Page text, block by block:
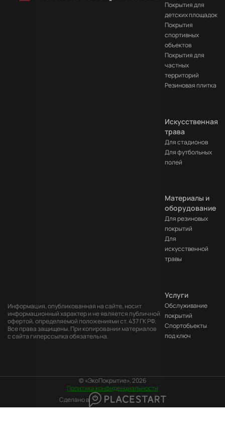
Нажимая на кнопку вы
соглашаетесь
обработку данных
Информация, опубликованная на сайте, носит
информационный характер и не является публичной
офертой, определяемой положениями ст. 437 ГК РФ.
Все права защищены. При копировании материалов
с сайта гиперссылка обязательна.
Покрытия для
детских площадок
Покрытия
спортивных
объектов
Покрытия для
частных
территорий
Резиновая плитка
Искусственная
трава
Для стадионов
Для футбольных
полей
Материалы и
оборудование
Для резиновых
покрытий
Для
искусственной
травы
Услуги
Обслуживание
покрытий
Cпортобъекты
под ключ
© «ЭкоПокрытие», 2026
Политика конфиденциальности
Сделано в